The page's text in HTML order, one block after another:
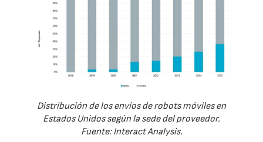
Distribución de los envíos de robots móviles en
Estados Unidos según la sede del proveedor.
Fuente: Interact Analysis.